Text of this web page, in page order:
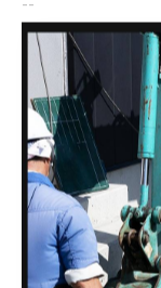
ブログ
< 前のページ